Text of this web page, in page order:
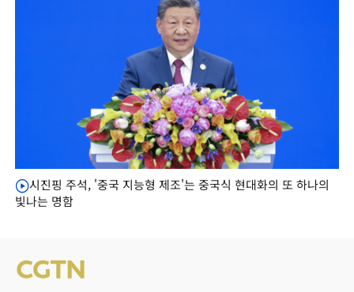
시진핑 주석, '중국 지능형 제조'는 중국식 현대화의 또 하나의
빛나는 명함